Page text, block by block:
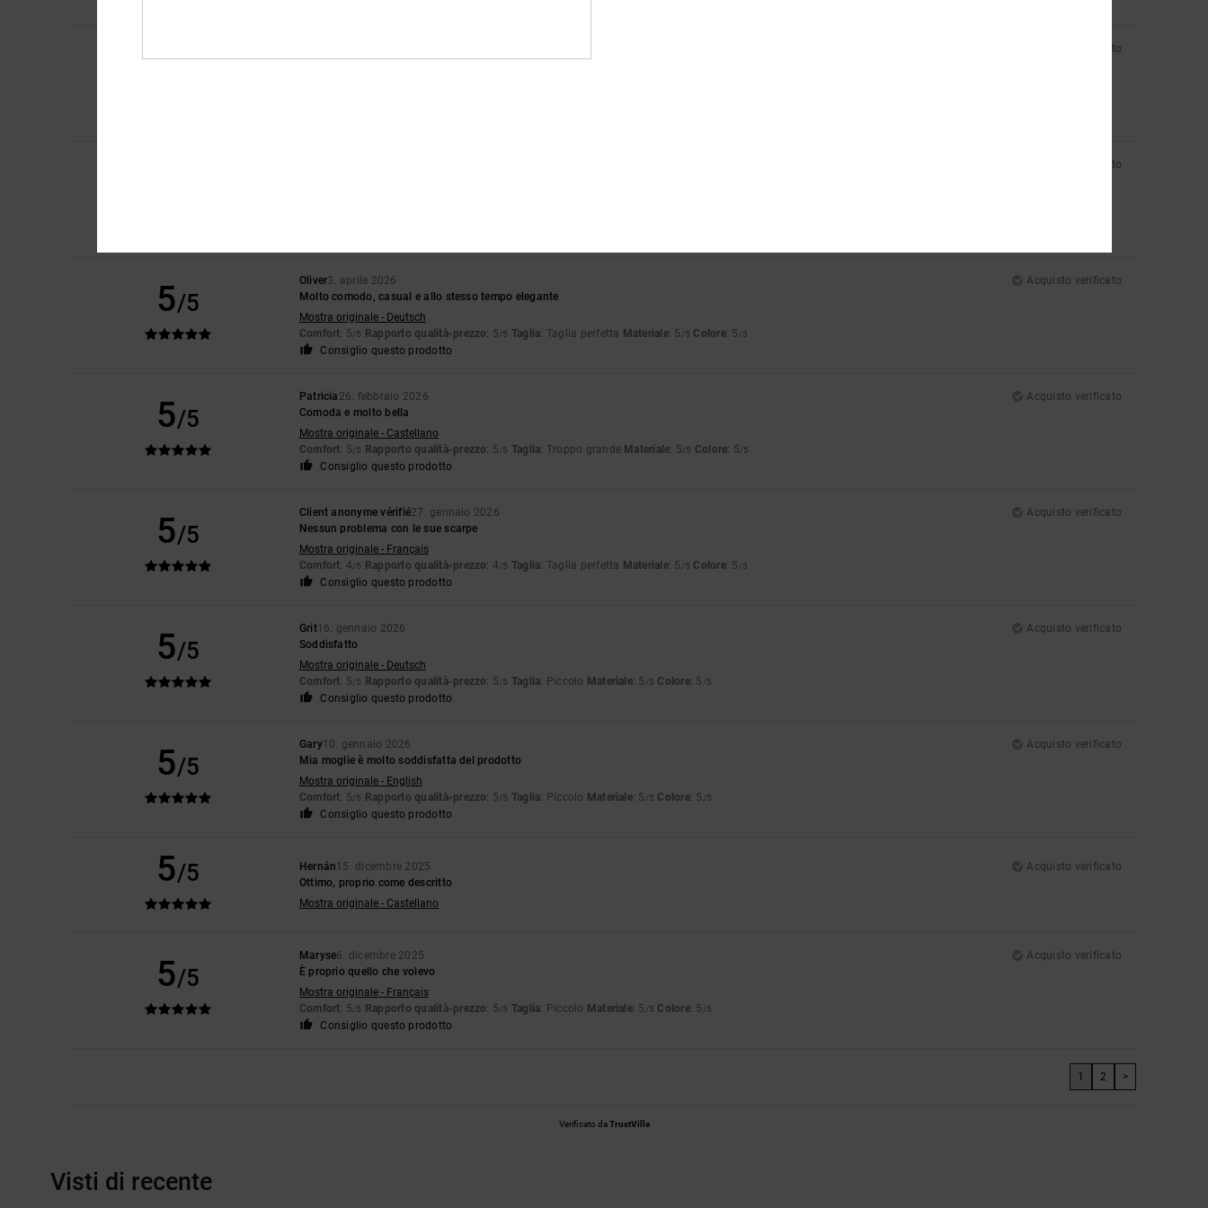
4
Acquisto verificato
Acquisto verificato
5/5
Oliver3. aprile 2026
Acquisto verificato
Molto comodo, casual e allo stesso tempo elegante
Mostra originale - Deutsch
Comfort: 5/5 Rapporto qualità-prezzo: 5/5 Taglia: Taglia perfetta Materiale: 5 /5 Colore: 5 /5
Consiglio questo prodotto
5/5
Patricia 26. febbraio 2026
Acquisto verificato
Comoda e molto bella
Mostra originale - Castellano
Comfort: 5/5 Rapporto qualità-prezzo: 5/5 Taglia: Troppo grande Materiale: 5/5 Colore: 5/5
Consiglio questo prodotto
5/5
Client anonyme vérifié27. gennaio 2026
Acquisto verificato
Nessun problema con le sue scarpe
Mostra originale - Français
Comfort: 4/5 Rapporto qualità-prezzo: 4/5 Taglia: Taglia perfetta Materiale: 5 /5 Colore: 5 /5
Consiglio questo prodotto
5/5
Grit16. gennaio 2026
Acquisto verificato
Soddisfatto
Mostra originale - Deutsch
Comfort: 5/5 Rapporto qualità-prezzo: 5/5 Taglia: Piccolo Materiale: 5 /5 Colore: 5 /5
Consiglio questo prodotto
5/5
Gary10. gennaio 2026
Acquisto verificato
Mia moglie è molto soddisfatta del prodotto
Mostra originale - English
Comfort: 5/5 Rapporto qualità-prezzo: 5/5 Taglia: Piccolo Materiale: 5 /5 Colore: 5 /5
Consiglio questo prodotto
5/5 Hernán15. dicembre 2025
Acquisto verificato
Ottimo, proprio come descritto
Mostra originale - Castellano
5/5
Maryse6. dicembre 2025
Acquisto verificato
È proprio quello che volevo
Mostra originale - Français
Comfort: 5/5 Rapporto qualità-prezzo: 5/5 Taglia: Piccolo Materiale: 5 /5 Colore: 5 /5
Consiglio questo prodotto
1 2 >
Verificato daTrustVille
Visti di recente